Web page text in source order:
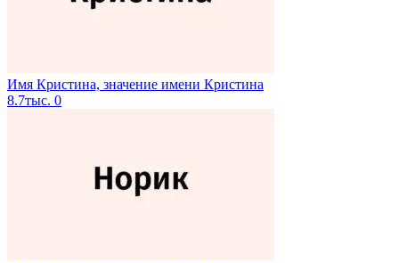
Имя Кристина, значение имени Кристина
8.7тыс. 0